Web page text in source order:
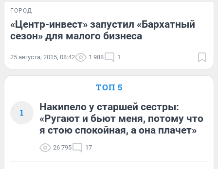
ГОРОД
«Центр-инвест» запустил «Бархатный
сезон» для малого бизнеса
25 августа, 2015, 08:42 1 988 1
ТОП 5
1
Накипело у старшей сестры:
«Ругают и бьют меня, потому что
я стою спокойная, а она плачет»
26 795 17